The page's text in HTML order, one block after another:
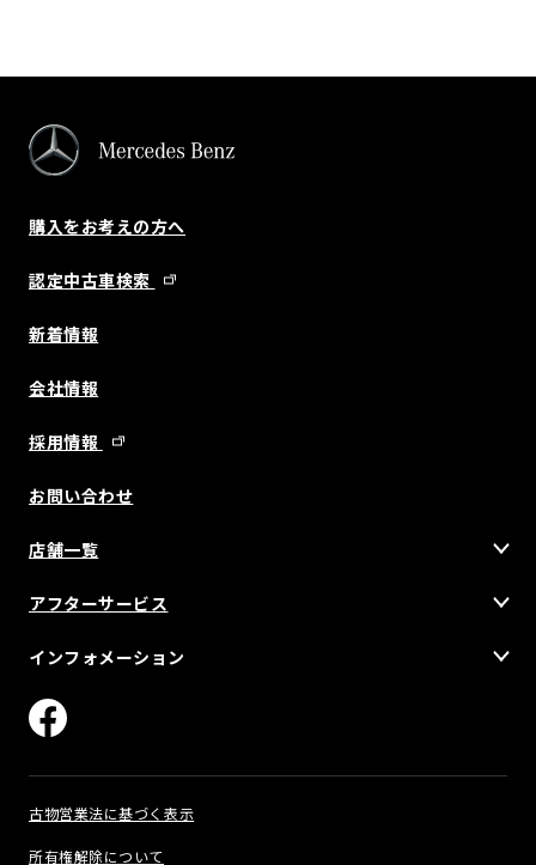
購入をお考えの方へ
認定中古車検索
新着情報
会社情報
採用情報
お問い合わせ
店舗一覧
アフターサービス
インフォメーション
古物営業法に基づく表示
所有権解除について